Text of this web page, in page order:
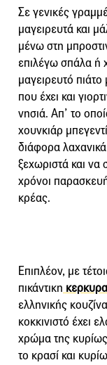
Σε γενικές
μαγειρευτά και
μένω στη
επιλέγω σπάλα ή
μαγειρευτό
που έχει και
νησιά. Απ’ το
χουνκιάρ
διάφορα
ξεχωριστά και να
χρόνοι
κρέας.
Επιπλέον, με
πικάντικη
ελληνικής
κοκκινιστό έχει
χρώμα της
το κρασί και